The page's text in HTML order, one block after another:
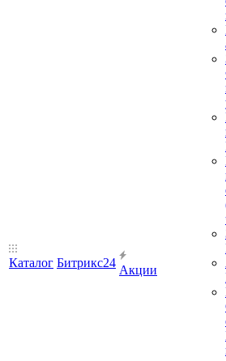
Каталог Битрикс24
Акции